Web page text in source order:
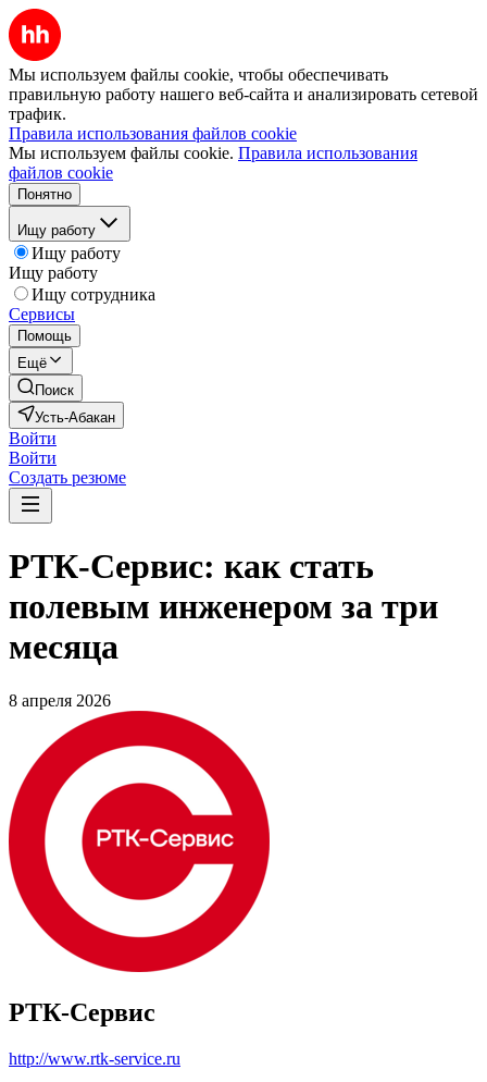
Мы используем файлы cookie, чтобы обеспечивать
правильную работу нашего веб-сайта и анализировать сетевой
трафик.
Правила использования файлов cookie
Мы используем файлы cookie. Правила использования
файлов cookie
Понятно
Ищу работу
Ищу работу
Ищу работу
Ищу сотрудника
Сервисы
Помощь
Ещё
Поиск
Усть-Абакан
Войти
Войти
Создать резюме
РТК-Сервис: как стать
полевым инженером за три
месяца
8 апреля 2026
РТК-Сервис
http://www.rtk-service.ru